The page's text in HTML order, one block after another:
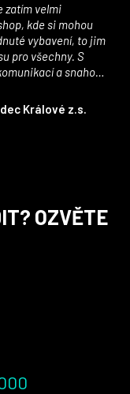
Králové z.s.
zatím velmi
kde si mohou
vybavení, to jim
pro všechny. S
a snahou
pokračovat
dresů ;)
OZVĚTE